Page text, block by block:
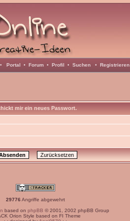
• Portal • Forum • Profil • Suchen • Registrieren
mir ein neues Passwort.
29776 Angriffe abgewehrt
based on phpBB © 2001, 2002 phpBB Group
Orion Style based on FI Theme